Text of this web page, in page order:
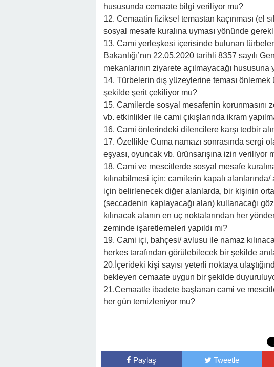
hususunda cemaate bilgi veriliyor mu?
12. Cemaatin fiziksel temastan kaçınması (el
sosyal mesafe kuralına uyması yönünde
13. Cami yerleşkesi içerisinde bulunan
Bakanlığı’nın 22.05.2020 tarihli 8357 sayılı
mekanlarının ziyarete açılmayacağı hususuna
14. Türbelerin dış yüzeylerine teması
şekilde şerit çekiliyor mu?
15. Camilerde sosyal mesafenin korunmasını
vb. etkinlikler ile cami çıkışlarında ikram
16. Cami önlerindeki dilencilere karşı tedbir
17. Özellikle Cuma namazı sonrasında sergi
eşyası, oyuncak vb. ürünsarışına izin veriliyor
18. Cami ve mescitlerde sosyal mesafe
kılınabilmesi için; camilerin kapalı
için belirlenecek diğer alanlarda, bir kişinin
(seccadenin kaplayacağı alan) kullanacağı
kılınacak alanın en uç noktalarından her
zeminde işaretlemeleri yapıldı mı?
19. Cami içi, bahçesi/ avlusu ile namaz
herkes tarafından görülebilecek bir şekilde
20.İçerideki kişi sayısı yeterli noktaya
bekleyen cemaate uygun bir şekilde
21.Cemaatle ibadete başlanan cami ve
her gün temizleniyor mu?
Paylaş Tweetle